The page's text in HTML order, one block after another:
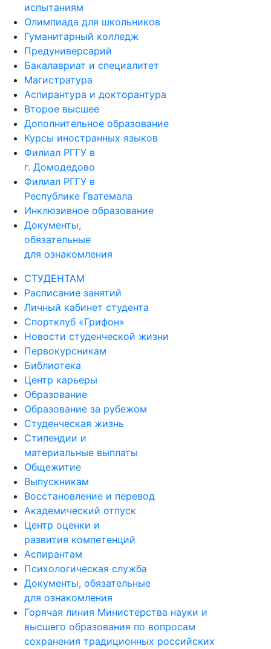
испытаниям
Олимпиада для школьников
Гуманитарный колледж
Предуниверсарий
Бакалавриат и специалитет
Магистратура
Аспирантура и докторантура
Второе высшее
Дополнительное образование
Курсы иностранных языков
Филиал РГГУ в
г. Домодедово
Филиал РГГУ в
Республике Гватемала
Инклюзивное образование
Документы,
обязательные
для ознакомления
СТУДЕНТАМ
Расписание занятий
Личный кабинет студента
Спортклуб «Грифон»
Новости студенческой жизни
Первокурсникам
Библиотека
Центр карьеры
Образование
Образование за рубежом
Студенческая жизнь
Стипендии и
материальные выплаты
Общежитие
Выпускникам
Восстановление и перевод
Академический отпуск
Центр оценки и
развития компетенций
Аспирантам
Психологическая служба
Документы, обязательные
для ознакомления
Горячая линия Министерства науки и
высшего образования по вопросам
сохранения традиционных российских